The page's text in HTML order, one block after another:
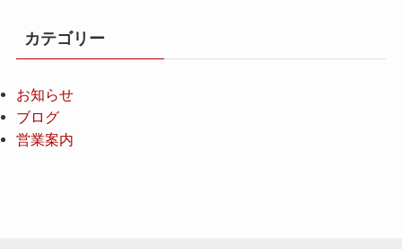
カテゴリー
お知らせ
ブログ
営業案内